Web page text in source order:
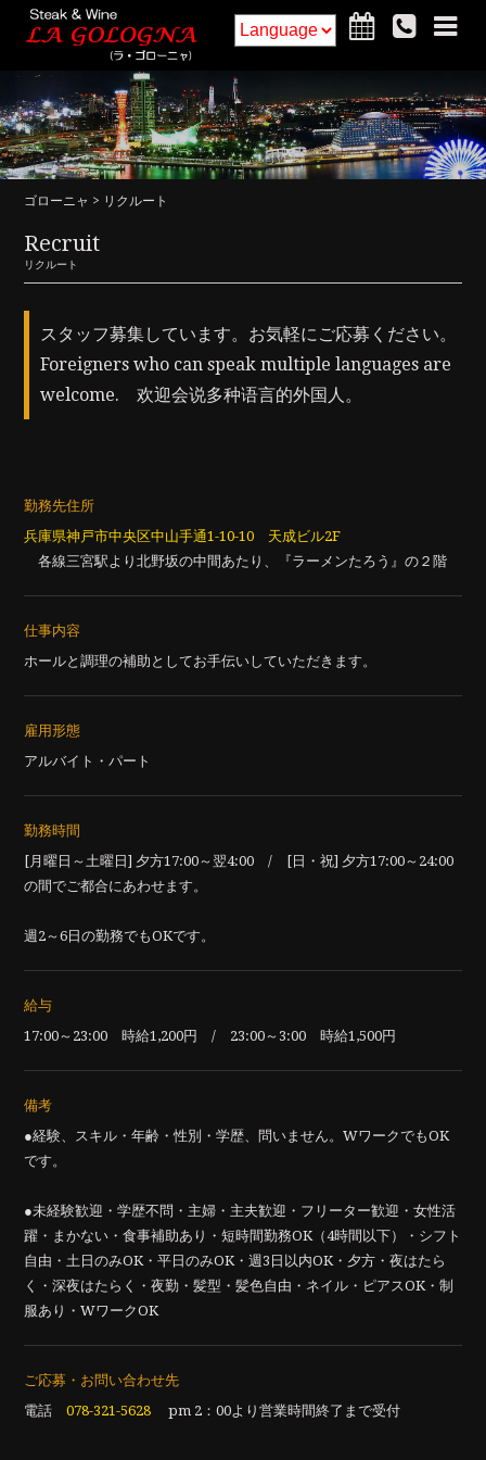
ホーム フードメニュー
ドリンクメニュー インテリア
ご予約
ゴローニャ > リクルート
Recruit
リクルート
スタッフ募集しています。お気軽にご応募ください。
Foreigners who can speak multiple languages ​​are
welcome. 欢迎会说多种语言的外国人。
勤務先住所
兵庫県神戸市中央区中山手通1-10-10 天成ビル2F
各線三宮駅より北野坂の中間あたり、『ラーメンたろう』の２階
仕事内容
ホールと調理の補助としてお手伝いしていただきます。
雇用形態
アルバイト・パート
勤務時間
[月曜日～土曜日] 夕方17:00～翌4:00 / [日・祝] 夕方17:00～24:00
の間でご都合にあわせます。
週2～6日の勤務でもOKです。
給与
17:00～23:00 時給1,200円 / 23:00～3:00 時給1,500円
備考
●経験、スキル・年齢・性別・学歴、問いません。WワークでもOK
です。
●未経験歓迎・学歴不問・主婦・主夫歓迎・フリーター歓迎・女性活
躍・まかない・食事補助あり・短時間勤務OK（4時間以下）・シフト
自由・土日のみOK・平日のみOK・週3日以内OK・夕方・夜はたら
く・深夜はたらく・夜勤・髪型・髪色自由・ネイル・ピアスOK・制
服あり・WワークOK
ご応募・お問い合わせ先
電話078-321-5628 pm 2：00より営業時間終了まで受付